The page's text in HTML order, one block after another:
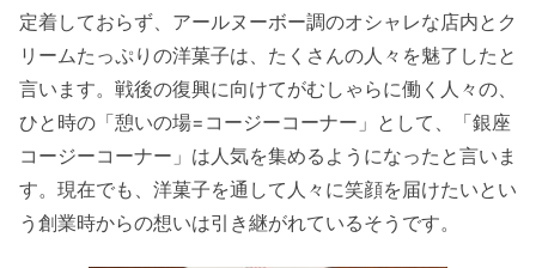
定着しておらず、アールヌーボー調のオシャレな店内とク
リームたっぷりの洋菓子は、たくさんの人々を魅了したと
言います。戦後の復興に向けてがむしゃらに働く人々の、
ひと時の「憩いの場=コージーコーナー」として、「銀座
コージーコーナー」は人気を集めるようになったと言いま
す。現在でも、洋菓子を通して人々に笑顔を届けたいとい
う創業時からの想いは引き継がれているそうです。